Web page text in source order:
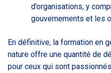
d’organisations, y
gouvernements et les
En définitive, la formation en
nature offre une quantité de
pour ceux qui sont